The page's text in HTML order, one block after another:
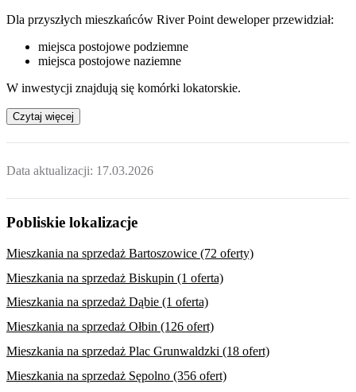
Dla przyszłych mieszkańców River Point deweloper przewidział:
miejsca postojowe podziemne
miejsca postojowe naziemne
W inwestycji znajdują się komórki lokatorskie.
Czytaj więcej
Data aktualizacji: 17.03.2026
Pobliskie lokalizacje
Mieszkania na sprzedaż Bartoszowice (72 oferty)
Mieszkania na sprzedaż Biskupin (1 oferta)
Mieszkania na sprzedaż Dąbie (1 oferta)
Mieszkania na sprzedaż Ołbin (126 ofert)
Mieszkania na sprzedaż Plac Grunwaldzki (18 ofert)
Mieszkania na sprzedaż Sępolno (356 ofert)